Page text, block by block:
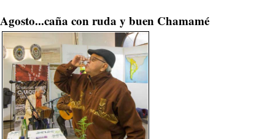
Agosto...caña con ruda y buen Chamamé